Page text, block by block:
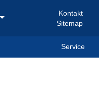
Kontakt
Sitemap
Service